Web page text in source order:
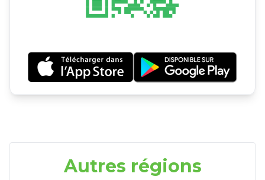
Autres régions